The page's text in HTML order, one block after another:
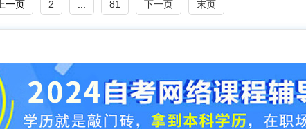
上一页 2 81 下一页 末页